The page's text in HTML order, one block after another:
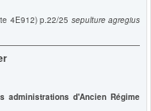
4E912) p.22/25 sepulture agregius
administrations d'Ancien Régime